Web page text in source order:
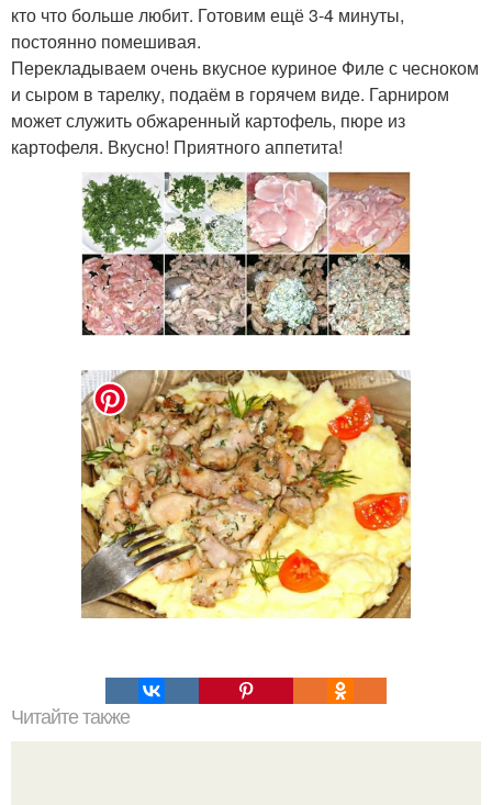
кто что больше любит. Готовим ещё 3-4 минуты,
постоянно помешивая.
Перекладываем очень вкусное куриное Филе с чесноком
и сыром в тарелку, подаём в горячем виде. Гарниром
может служить обжаренный картофель, пюре из
картофеля. Вкусно! Приятного аппетита!
Читайте также